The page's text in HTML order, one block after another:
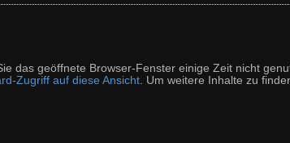
das geöffnete Browser-Fenster einige Zeit nicht
Zugriff auf diese Ansicht. Um weitere Inhalte zu